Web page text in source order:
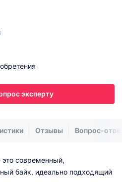
эксперту
Отзывы Вопрос-
это современный,
байк, идеально подходящий